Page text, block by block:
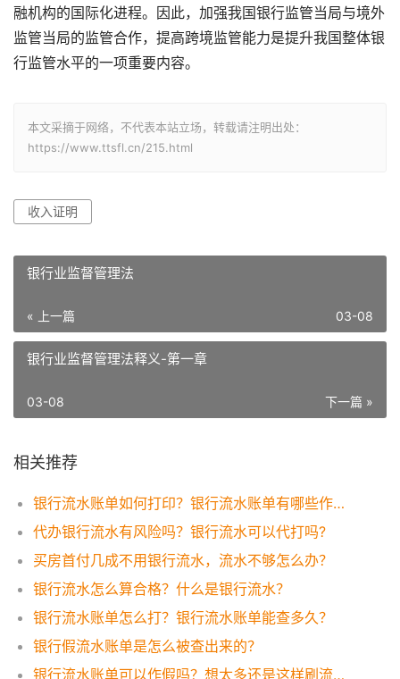
融机构的国际化进程。因此，加强我国银行监管当局与境外
监管当局的监管合作，提高跨境监管能力是提升我国整体银
行监管水平的一项重要内容。
本文采摘于网络，不代表本站立场，转载请注明出处：
https://www.ttsfl.cn/215.html
收入证明
银行业监督管理法
« 上一篇 03-08
银行业监督管理法释义-第一章
下一篇 »
03-08
相关推荐
银行流水账单如何打印？银行流水账单有哪些作用？
代办银行流水有风险吗？银行流水可以代打吗?
买房首付几成不用银行流水，流水不够怎么办？
银行流水怎么算合格？什么是银行流水？
银行流水账单怎么打？银行流水账单能查多久？
银行假流水账单是怎么被查出来的？
银行流水账单可以作假吗？想太多还是这样刷流水才有效！